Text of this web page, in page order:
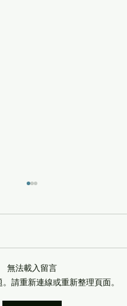
臨床個案[四五]
無法載入留言
請重新連線或重新整理頁面。